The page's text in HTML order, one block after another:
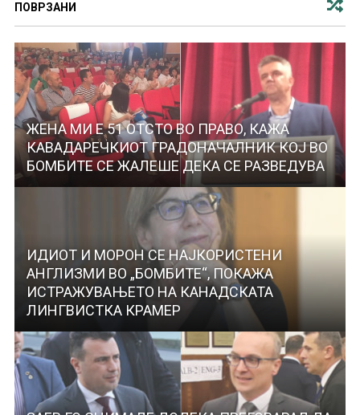
ПОВРЗАНИ
ЖЕНА МИ Е 51 ОТСТО ВО ПРАВО, КАЖА
КАВАДАРЕЧКИОТ ГРАДОНАЧАЛНИК КОЈ ВО
БОМБИТЕ СЕ ЖАЛЕШЕ ДЕКА СЕ РАЗВЕДУВА
ИДИОТ И МОРОН СЕ НАЈКОРИСТЕНИ
АНГЛИЗМИ ВО „БОМБИТЕ“, ПОКАЖА
ИСТРАЖУВАЊЕТО НА КАНАДСКАТА
ЛИНГВИСТКА КРАМЕР